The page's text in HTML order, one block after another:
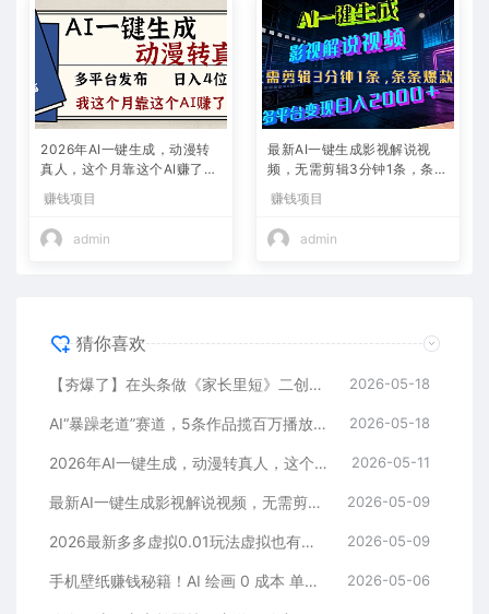
2026年AI一键生成，动漫转
真人，这个月靠这个AI赚了2
赚钱项目
admin
最新AI一键生成影视解说视
频，无需剪辑3分钟1条，条条
+
赚钱项目
admin
猜你喜欢
【夯爆了】在头条做《家长里短》二创小故事，这个月收益2w+ 2026-05-18
AI“暴躁老道”赛道，5条作品揽百万播放！（附变现全攻略） 2026-05-18
2026年AI一键生成，动漫转真人，这个月靠这个AI赚了2W+ 2026-05-11
最新AI一键生成影视解说视频，无需剪辑3分钟1条，条条爆款，多平台变现日入2000+ 2026-05-09
2026最新多多虚拟0.01玩法虚拟也有新门路轻松日入2500! 2026-05-09
手机壁纸赚钱秘籍！AI 绘画 0 成本 单店狂销 3.8 万单 2026-05-06